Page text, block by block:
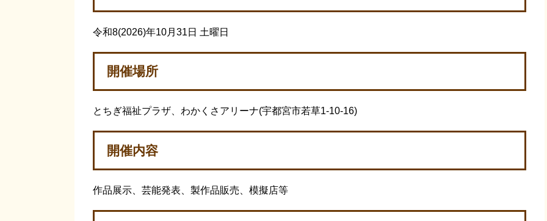
令和8(2026)年10月31日 土曜日
開催場所
とちぎ福祉プラザ、わかくさアリーナ(宇都宮市若草1-10-16)
開催内容
作品展示、芸能発表、製作品販売、模擬店等